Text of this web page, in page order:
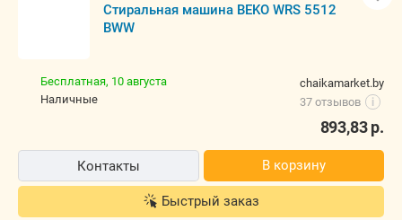
Стиральная машина BEKO WRS 5512
BWW
chaikamarket.by
37 отзывов
i
Бесплатная, 10 августа
наличные
893,83р.
Контакты В корзину
Быстрый заказ